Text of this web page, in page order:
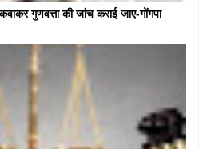
गुणवत्ता की जांच कराई जाए-गोंगपा